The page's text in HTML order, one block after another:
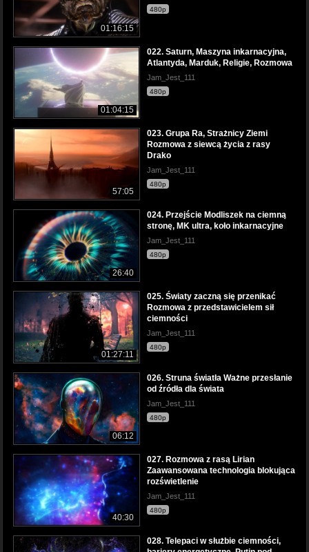
01:16:15
480p
01:04:15
022. Saturn, Maszyna inkarnacyjna,
Atlantyda, Marduk, Religie, Rozmowa
Jam_Jest_111
480p
57:05
023. Grupa Ra, Strażnicy Ziemi
Rozmowa z siewcą życia z rasy
Drako
Jam_Jest_111
480p
26:40
024. Przejście Modliszek na ciemną
stronę, MK ultra, koło inkarnacyjne
Jam_Jest_111
480p
01:27:11
025. Światy zaczną się przenikać
Rozmowa z przedstawicielem sił
ciemności
Jam_Jest_111
480p
06:12
026. Struna światła Ważne przesłanie
od źródła dla świata
Jam_Jest_111
480p
40:30
027. Rozmowa z rasą Lirian
Zaawansowana technologia blokująca
rozświetlenie
Jam_Jest_111
480p
028. Telepaci w służbie ciemności,